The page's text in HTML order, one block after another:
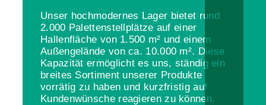
Unser hochmodernes Lager bietet rund
2.000 Palettenstellplätze auf einer
Hallenfläche von 1.500 m² und einem
Außengelände von ca. 10.000 m². Diese
Kapazität ermöglicht es uns, ständig ein
breites Sortiment unserer Produkte
vorrätig zu haben und kurzfristig auf
Kundenwünsche reagieren zu können.